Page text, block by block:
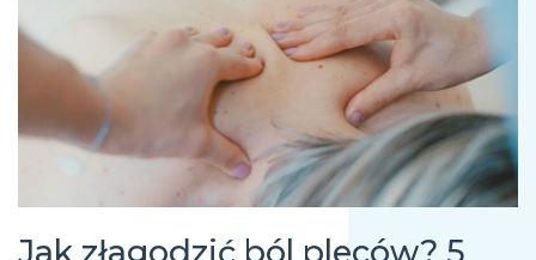
Jak złagodzić ból pleców? 5